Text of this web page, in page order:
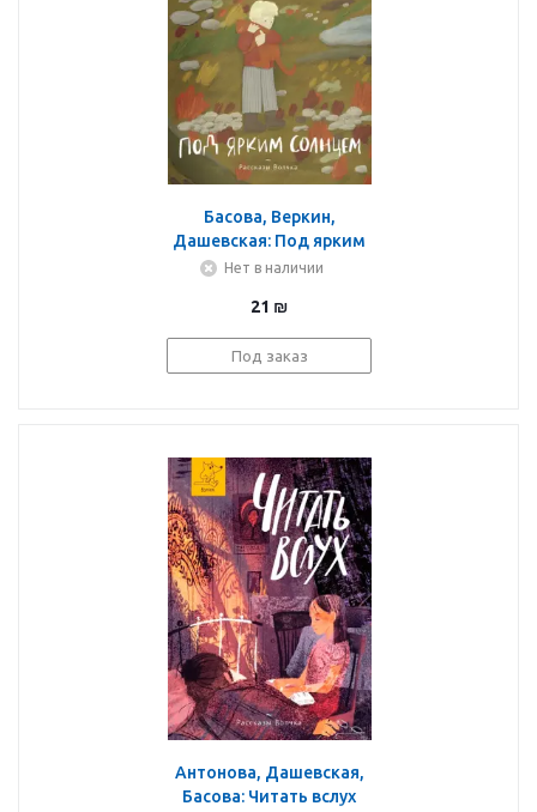
Басова, Веркин,
Дашевская: Под ярким
солнцем
Нет в наличии
21 ₪
Под заказ
Антонова, Дашевская,
Басова: Читать вслух